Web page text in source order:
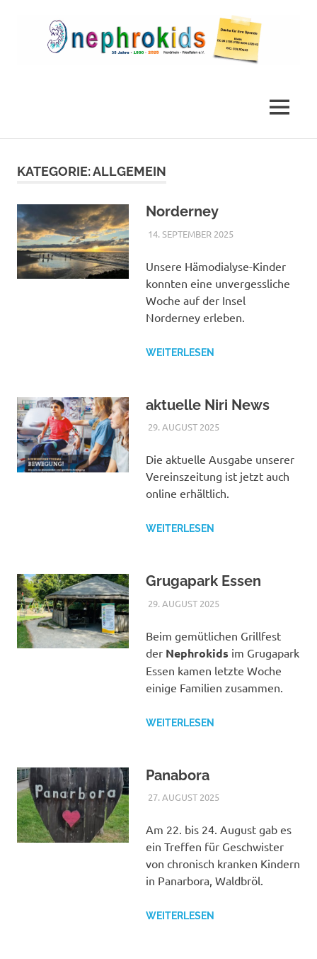
MENÜ
KATEGORIE:ALLGEMEIN
Norderney
14. SEPTEMBER 2025NICOLE.BETH
ALLGEMEIN
Unsere Hämodialyse-Kinder
konnten eine unvergessliche
Woche auf der Insel
Norderney erleben.
WEITERLESEN
aktuelle Niri News
29. AUGUST 2025NICOLE.BETH
ALLGEMEIN
Die aktuelle Ausgabe unserer
Vereinszeitung ist jetzt auch
online erhältlich.
WEITERLESEN
Grugapark Essen
29. AUGUST 2025NICOLE.BETH
ALLGEMEIN
Beim gemütlichen Grillfest
der Nephrokids im Grugapark
Essen kamen letzte Woche
einige Familien zusammen.
WEITERLESEN
Panabora
27. AUGUST 2025NICOLE.BETH
ALLGEMEIN
Am 22. bis 24. August gab es
ein Treffen für Geschwister
von chronisch kranken Kindern
in Panarbora, Waldbröl.
WEITERLESEN